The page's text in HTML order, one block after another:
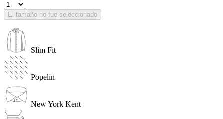
El tamaño no fue seleccionado
Slim Fit
Popelín
New York Kent